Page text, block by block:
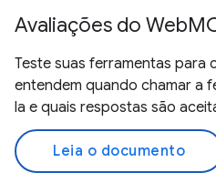
Avaliações do
Teste suas ferramentas para
entendem quando chamar a
la e quais respostas são
Leia o documento